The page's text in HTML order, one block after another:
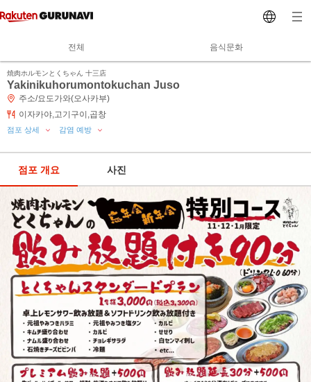
전체 음식문화
焼肉ホルモンとくちゃん 十三店
Yakinikuhorumontokuchan Juso
주소/요도가와(오사카부)
이자카야,고기구이,곱창
점포 상세 감염 예방
점포 개요 사진